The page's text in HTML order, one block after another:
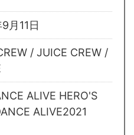
月11日
/ JUICE CREW /
ALIVE HERO'S
ALIVE2021